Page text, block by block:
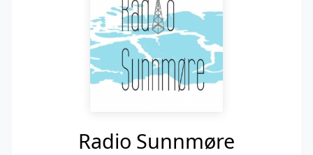
Radio Sunnmøre